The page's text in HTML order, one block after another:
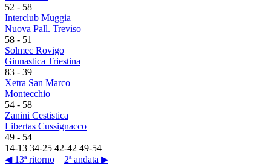
52 - 58
Interclub Muggia
Nuova Pall. Treviso
58 - 51
Solmec Rovigo
Ginnastica Triestina
83 - 39
Xetra San Marco
Montecchio
54 - 58
Zanini Cestistica
Libertas Cussignacco
49 - 54
14-13 34-25 42-42 49-54
◀ 13ª ritorno
2ª andata ▶